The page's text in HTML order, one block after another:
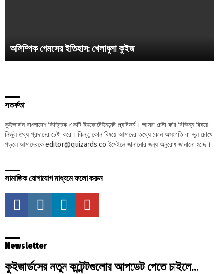
অলিম্পিক গেমসের ইতিহাস: খেলাধুলা কুইজ
সতর্কতা
কুইজার্ডস বাংলাদেশ ভিত্তিক একটি ইনফোটেইনমেন্ট প্ল্যাটফর্ম। আমরা চেষ্টা করি বিভিন্ন বিষয়ে
নির্ভুল তথ্য প্রদানের চেষ্টা করে। কিন্তু কোন বিষয়ে আমাদের তথ্যে কোন অসংগতি বা ভুল চোখে
পড়লে আমাদেরকে editor@quizards.co ইমেইলে জানানোর জন্য অনুরোধ জানানো হচ্ছে।
সামাজিক যোগাযোগ মাধ্যমে ফলো করুন
facebookinstagramlinkedin youtube
Newsletter
কুইজার্ডসের নতুন কন্টেন্টগুলোর আপডেট পেতে চাইলে...